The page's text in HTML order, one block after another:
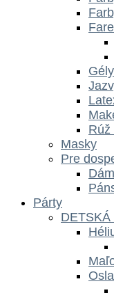
Rúž
Masky
Pre
Párty
DETSKÁ